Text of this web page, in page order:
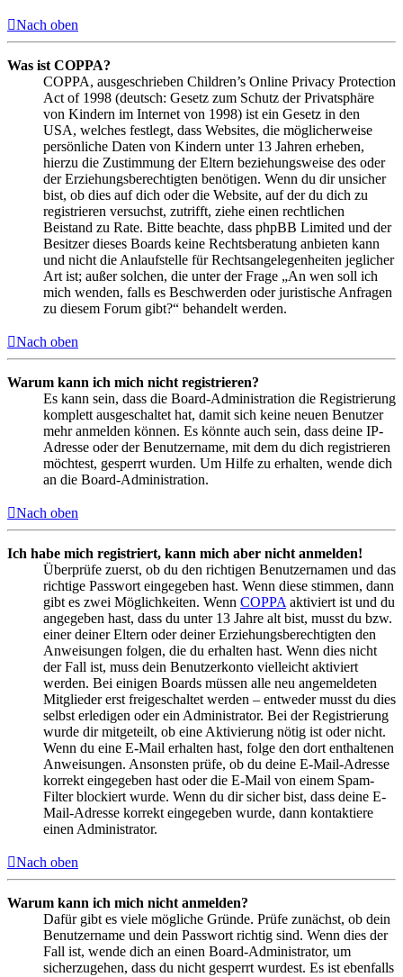
Nach oben
Was ist COPPA?
COPPA, ausgeschrieben Children’s Online Privacy Protection
Act of 1998 (deutsch: Gesetz zum Schutz der Privatsphäre
von Kindern im Internet von 1998) ist ein Gesetz in den
USA, welches festlegt, dass Websites, die möglicherweise
persönliche Daten von Kindern unter 13 Jahren erheben,
hierzu die Zustimmung der Eltern beziehungsweise des oder
der Erziehungsberechtigten benötigen. Wenn du dir unsicher
bist, ob dies auf dich oder die Website, auf der du dich zu
registrieren versuchst, zutrifft, ziehe einen rechtlichen
Beistand zu Rate. Bitte beachte, dass phpBB Limited und der
Besitzer dieses Boards keine Rechtsberatung anbieten kann
und nicht die Anlaufstelle für Rechtsangelegenheiten jeglicher
Art ist; außer solchen, die unter der Frage „An wen soll ich
mich wenden, falls es Beschwerden oder juristische Anfragen
zu diesem Forum gibt?“ behandelt werden.
Nach oben
Warum kann ich mich nicht registrieren?
Es kann sein, dass die Board-Administration die Registrierung
komplett ausgeschaltet hat, damit sich keine neuen Benutzer
mehr anmelden können. Es könnte auch sein, dass deine IP-
Adresse oder der Benutzername, mit dem du dich registrieren
möchtest, gesperrt wurden. Um Hilfe zu erhalten, wende dich
an die Board-Administration.
Nach oben
Ich habe mich registriert, kann mich aber nicht anmelden!
Überprüfe zuerst, ob du den richtigen Benutzernamen und das
richtige Passwort eingegeben hast. Wenn diese stimmen, dann
gibt es zwei Möglichkeiten. Wenn COPPA aktiviert ist und du
angegeben hast, dass du unter 13 Jahre alt bist, musst du bzw.
einer deiner Eltern oder deiner Erziehungsberechtigten den
Anweisungen folgen, die du erhalten hast. Wenn dies nicht
der Fall ist, muss dein Benutzerkonto vielleicht aktiviert
werden. Bei einigen Boards müssen alle neu angemeldeten
Mitglieder erst freigeschaltet werden – entweder musst du dies
selbst erledigen oder ein Administrator. Bei der Registrierung
wurde dir mitgeteilt, ob eine Aktivierung nötig ist oder nicht.
Wenn du eine E-Mail erhalten hast, folge den dort enthaltenen
Anweisungen. Ansonsten prüfe, ob du deine E-Mail-Adresse
korrekt eingegeben hast oder die E-Mail von einem Spam-
Filter blockiert wurde. Wenn du dir sicher bist, dass deine E-
Mail-Adresse korrekt eingegeben wurde, dann kontaktiere
einen Administrator.
Nach oben
Warum kann ich mich nicht anmelden?
Dafür gibt es viele mögliche Gründe. Prüfe zunächst, ob dein
Benutzername und dein Passwort richtig sind. Wenn dies der
Fall ist, wende dich an einen Board-Administrator, um
sicherzugehen, dass du nicht gesperrt wurdest. Es ist ebenfalls